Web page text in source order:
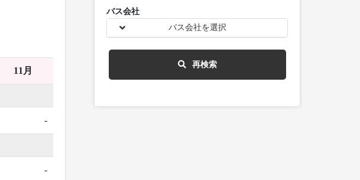
11月
-
-
バス会社
バス会社を選択
再検索